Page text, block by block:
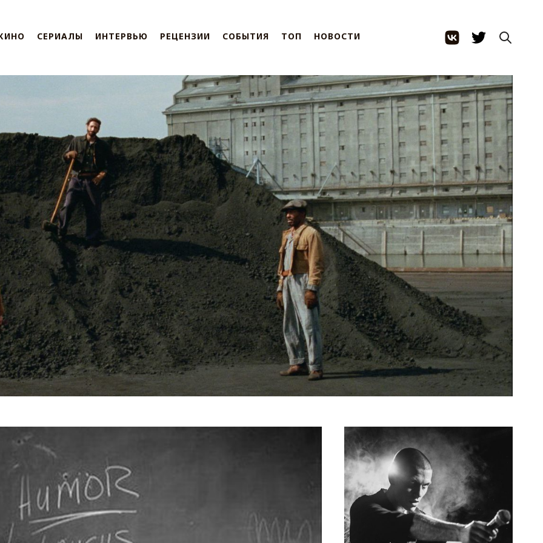
СЕРИАЛЫ ИНТЕРВЬЮ РЕЦЕНЗИИ СОБЫТИЯ ТОП НОВОСТИ